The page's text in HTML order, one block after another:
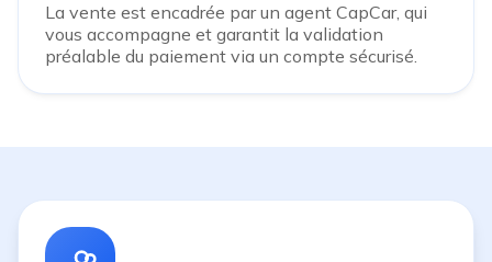
La vente est encadrée par un agent CapCar, qui
vous accompagne et garantit la validation
préalable du paiement via un compte sécurisé.